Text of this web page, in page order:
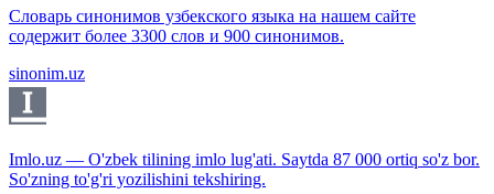
Словарь синонимов узбекского языка на нашем сайте
содержит более 3300 слов и 900 синонимов.
sinonim.uz
Imlo.uz — O'zbek tilining imlo lug'ati. Saytda 87 000 ortiq so'z bor.
So'zning to'g'ri yozilishini tekshiring.